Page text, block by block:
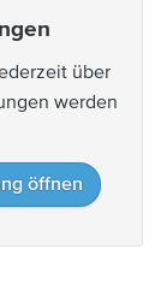
über
werden
öffnen